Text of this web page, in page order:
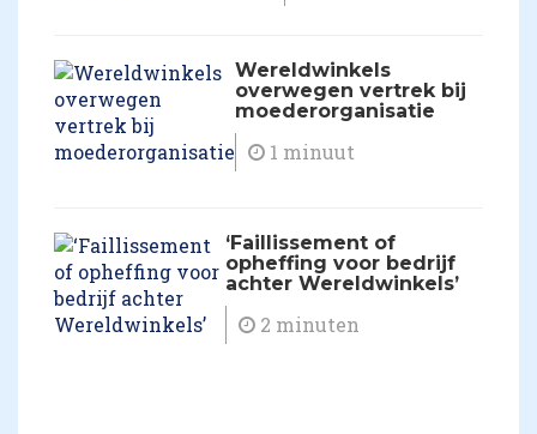
Wereldwinkels
overwegen vertrek bij
moederorganisatie
1 minuut
‘Faillissement of
opheffing voor bedrijf
achter Wereldwinkels’
2 minuten